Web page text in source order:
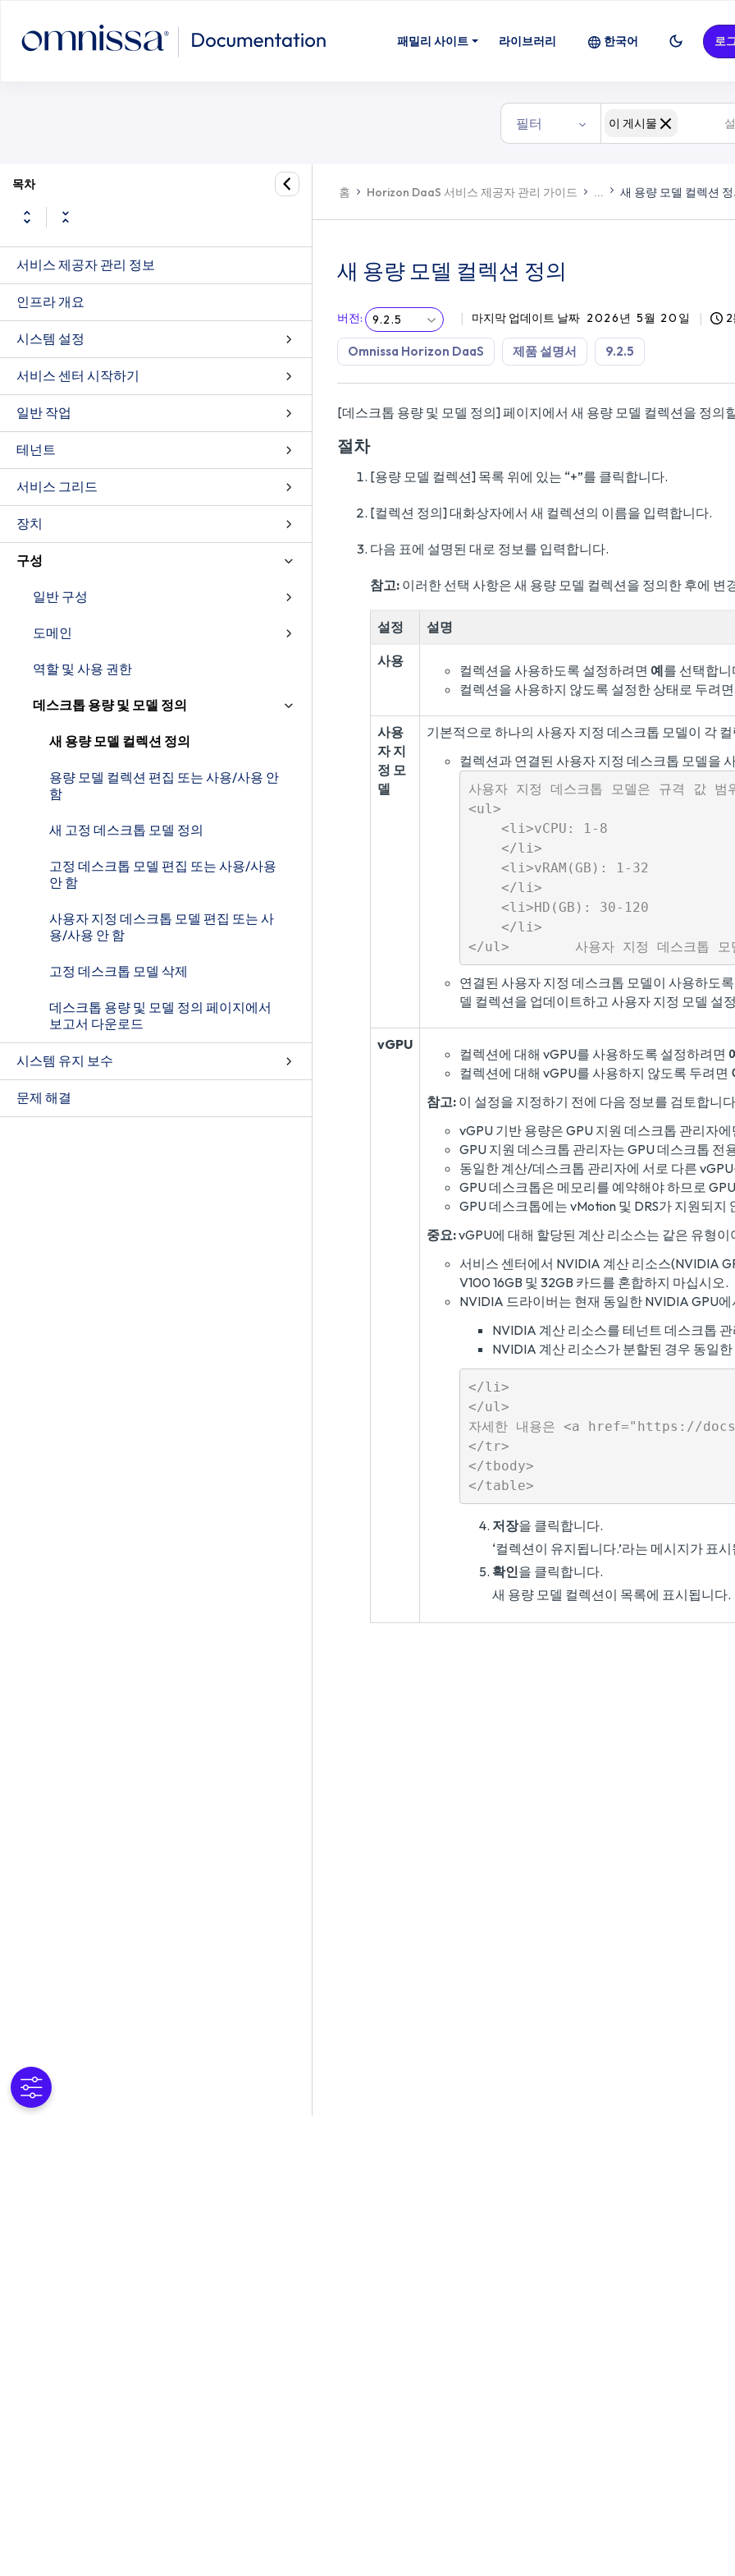
패밀리 사이트 라이브러리 한국어 로
필터 이 게시물
목차
서비스 제공자 관리 정보
인프라 개요
시스템 설정
서비스 센터 시작하기
일반 작업
테넌트
서비스 그리드
장치
구성
일반 구성
도메인
역할 및 사용 권한
데스크톱 용량 및 모델 정의
새 용량 모델 컬렉션 정의
용량 모델 컬렉션 편집 또는 사용/사용 안
함
새 고정 데스크톱 모델 정의
고정 데스크톱 모델 편집 또는 사용/사용
안 함
사용자 지정 데스크톱 모델 편집 또는 사
용/사용 안 함
고정 데스크톱 모델 삭제
데스크톱 용량 및 모델 정의 페이지에서
보고서 다운로드
시스템 유지 보수
문제 해결
홈 Horizon DaaS 서비스 제공자 관리 가이드 ... 새 용량 모델 컬렉션
새 용량 모델 컬렉션 정의
버전: 9.2.5 마지막 업데이트 날짜 2026년 5월 20일
Omnissa Horizon DaaS 제품 설명서 9.2.5
[데스크톱 용량 및 모델 정의] 페이지에서 새 용량 모델 컬렉션을 정의
절차
[용량 모델 컬렉션] 목록 위에 있는 “+”를 클릭합니다.
[컬렉션 정의] 대화상자에서 새 컬렉션의 이름을 입력합니다.
다음 표에 설명된 대로 정보를 입력합니다.
참고: 이러한 선택 사항은 새 용량 모델 컬렉션을 정의한 후에 변
설정 설명
사용
컬렉션을 사용하도록 설정하려면 예를 선택합니
컬렉션을 사용하지 않도록 설정한 상태로 두려
사용
자 지
정 모
델
기본적으로 하나의 사용자 지정 데스크톱 모델이 각
컬렉션과 연결된 사용자 지정 데스크톱 모델을
사용자 지정 데스크톱 모델은 규격 값
<ul>
    <li>vCPU: 1-8
    </li>
    <li>vRAM(GB): 1-32
    </li>
    <li>HD(GB): 30-120
    </li>
연결된 사용자 지정 데스크톱 모델이 사용하도
델 컬렉션을 업데이트하고 사용자 지정 모델 설
vGPU
컬렉션에 대해 vGPU를 사용하도록 설정하려면
컬렉션에 대해 vGPU를 사용하지 않도록 두려면
참고: 이 설정을 지정하기 전에 다음 정보를 검토합니
vGPU 기반 용량은 GPU 지원 데스크톱 관리자
GPU 지원 데스크톱 관리자는 GPU 데스크톱
동일한 계산/데스크톱 관리자에 서로 다른
GPU 데스크톱은 메모리를 예약해야 하므로
GPU 데스크톱에는 vMotion 및 DRS가 지원되지
중요:vGPU에 대해 할당된 계산 리소스는 같은 유형이
서비스 센터에서 NVIDIA 계산 리소스(NVIDIA
V100 16GB 및 32GB 카드를 혼합하지 마십시오.
NVIDIA 드라이버는 현재 동일한 NVIDIA GPU
NVIDIA 계산 리소스를 테넌트 데스크톱
NVIDIA 계산 리소스가 분할된 경우 동일
</li>
</ul>
자세한 내용은 <a href="https://
</tr>
</tbody>
저장을 클릭합니다.
‘컬렉션이 유지됩니다.’라는 메시지가 표
확인을 클릭합니다.
새 용량 모델 컬렉션이 목록에 표시됩니다.